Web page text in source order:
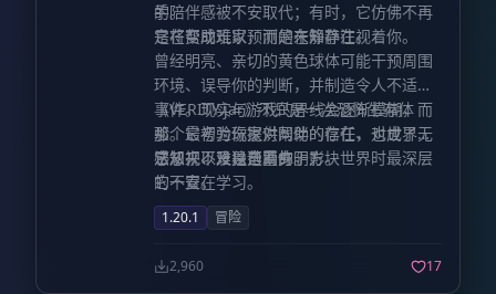
的陪伴感被不安取代；有时，它仿佛不再
是在帮助玩家，而是在静静注视着你。
手。
它将变成难以预测的未知存在。
曾经明亮、亲切的黄色球体可能干预周围
环境、误导你的判断，并制造令人不适的
事件。现实与游戏的界线会逐渐模糊，而
那个最初为你提供帮助的存在，也成了无
法忽视、难以逃离的阴影。
《VERITY.jar》不只是一次恐怖生存体
验。它考验玩家对同伴的信任、对世界的
感知，以及独自置身于方块世界时最深层
的不安。
它从来不只是帮助你。
它一直在学习。
1.20.1 冒险
2,960 17